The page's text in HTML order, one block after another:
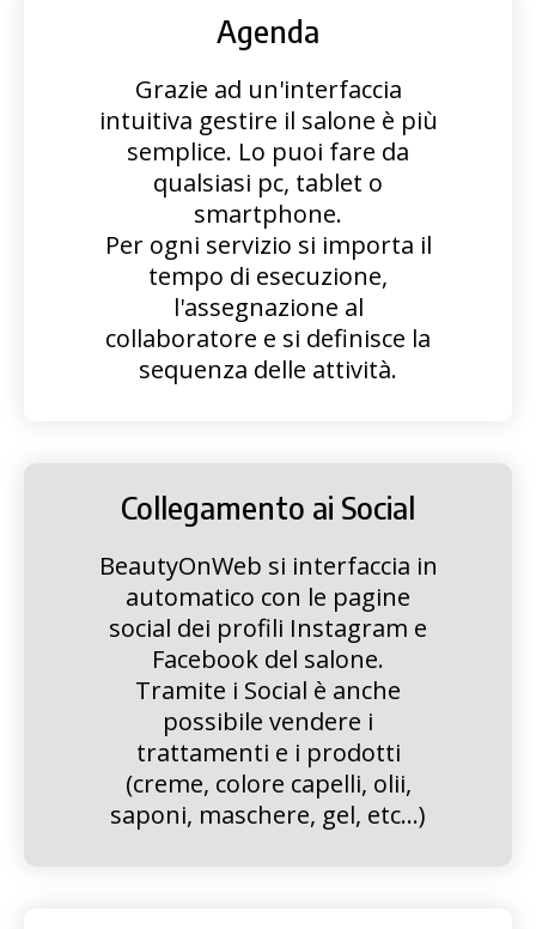
Agenda
Grazie ad un'interfaccia
intuitiva gestire il salone è più
semplice. Lo puoi fare da
qualsiasi pc, tablet o
smartphone.
Per ogni servizio si importa il
tempo di esecuzione,
l'assegnazione al
collaboratore e si definisce la
sequenza delle attività.
Collegamento ai Social
BeautyOnWeb si interfaccia in
automatico con le pagine
social dei profili Instagram e
Facebook del salone.
Tramite i Social è anche
possibile vendere i
trattamenti e i prodotti
(creme, colore capelli, olii,
saponi, maschere, gel, etc...)